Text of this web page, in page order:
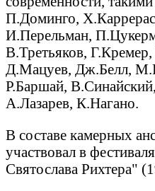
П.Доминго,
И.Перельман,
В.Третьяков,
Д.Мацуев, Дж.Белл,
Р.Баршай,
А.Лазарев, К.Нагано.
В составе камерных
участвовал в
Святослава Рихтера"